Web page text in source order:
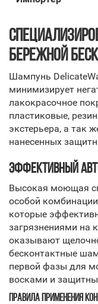
БЕРЕЖНОЙ
Шампунь
минимизирует
лакокрасочное
пластиковые,
экстерьера, а так
нанесенных
ЭФФЕКТИВНЫЙ
Высокая моющая
особой
которые
загрязнениями на
оказывают
бесконтактные
первой фазы для
восками и
ПРАВИЛА ПРИМЕНЕНИЯ